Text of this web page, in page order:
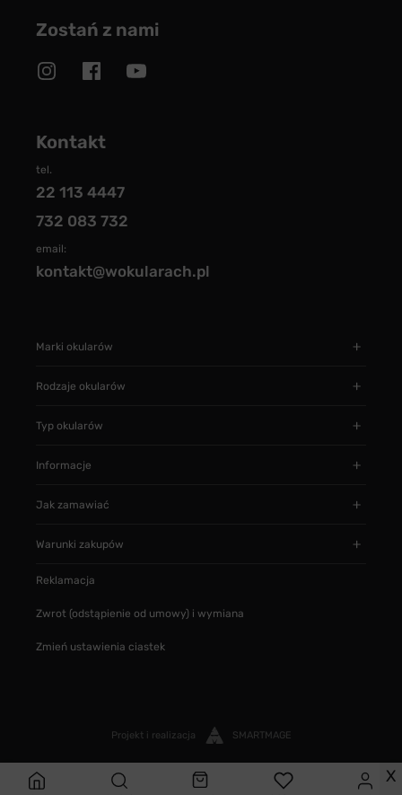
Zostań z nami
Kontakt
tel.
22 113 4447
732 083 732
email:
kontakt@wokularach.pl
Marki okularów
Rodzaje okularów
Typ okularów
Informacje
Jak zamawiać
Warunki zakupów
Reklamacja
Zwrot (odstąpienie od umowy) i wymiana
Zmień ustawienia ciastek
Projekt i realizacja SMARTMAGE
X